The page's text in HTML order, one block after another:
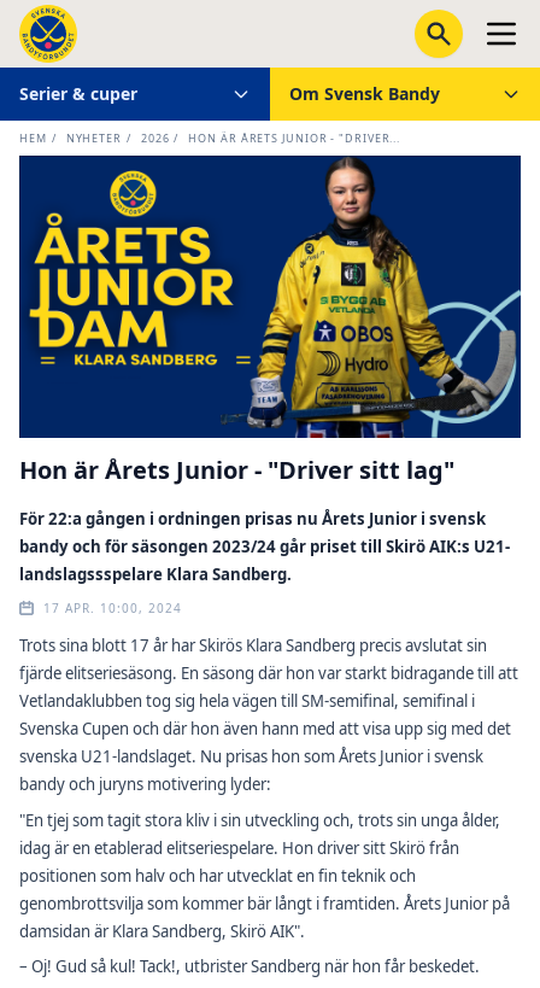
Serier & cuper Om Svensk Bandy
HEM / NYHETER / 2026 / HON ÄR ÅRETS JUNIOR - "DRIVER...
Hon är Årets Junior - "Driver sitt lag"
För 22:a gången i ordningen prisas nu Årets Junior i svensk
bandy och för säsongen 2023/24 går priset till Skirö AIK:s U21-
landslagssspelare Klara Sandberg.
17 APR. 10:00, 2024
Trots sina blott 17 år har Skirös Klara Sandberg precis avslutat sin
fjärde elitseriesäsong. En säsong där hon var starkt bidragande till att
Vetlandaklubben tog sig hela vägen till SM-semifinal, semifinal i
Svenska Cupen och där hon även hann med att visa upp sig med det
svenska U21-landslaget. Nu prisas hon som Årets Junior i svensk
bandy och juryns motivering lyder:
"En tjej som tagit stora kliv i sin utveckling och, trots sin unga ålder,
idag är en etablerad elitseriespelare. Hon driver sitt Skirö från
positionen som halv och har utvecklat en fin teknik och
genombrottsvilja som kommer bär långt i framtiden. Årets Junior på
damsidan är Klara Sandberg, Skirö AIK".
– Oj! Gud så kul! Tack!, utbrister Sandberg när hon får beskedet.